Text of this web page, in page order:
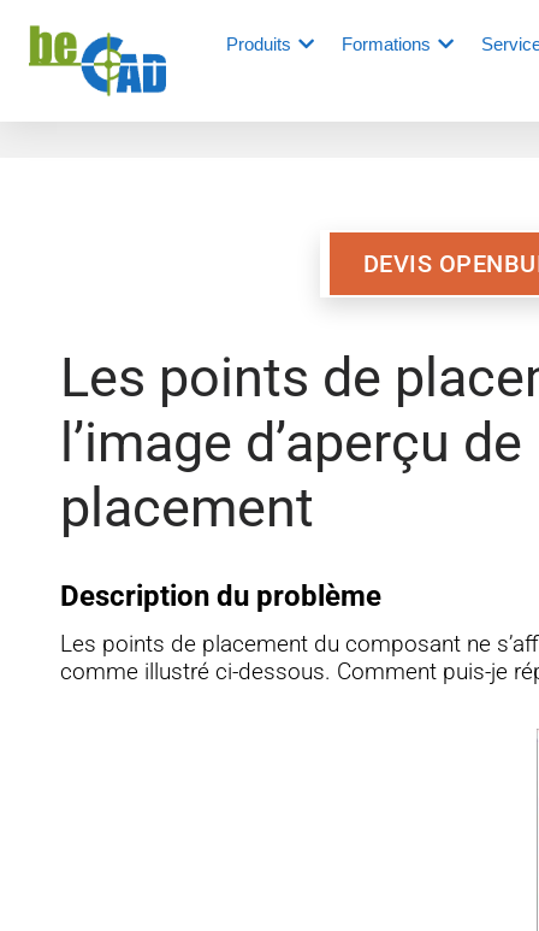
Produits Formations
DEVIS
Les points de
l’image d’aperçu
placement
Description du problème
Les points de placement du composant ne
comme illustré ci-dessous. Comment puis-je